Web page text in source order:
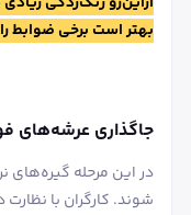
بهتر است برخی ضوابط
جاگذاری عرشه‌های
در این مرحله گیره‌های
شوند. کارگران با